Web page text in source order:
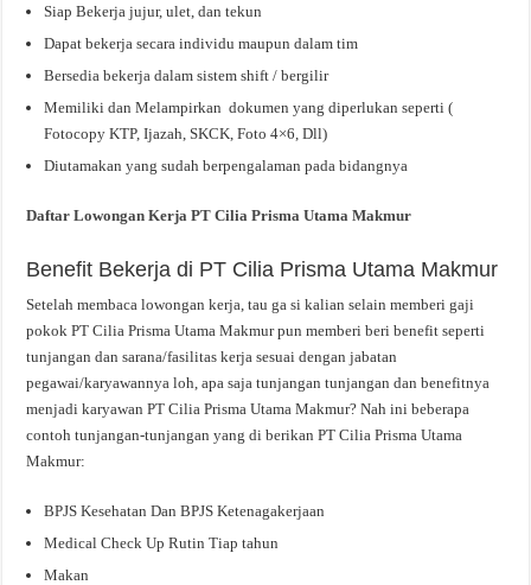
Siap Bekerja jujur, ulet, dan tekun
Dapat bekerja secara individu maupun dalam tim
Bersedia bekerja dalam sistem shift / bergilir
Memiliki dan Melampirkan dokumen yang diperlukan seperti (
Fotocopy KTP, Ijazah, SKCK, Foto 4×6, Dll)
Diutamakan yang sudah berpengalaman pada bidangnya
Daftar Lowongan Kerja PT Cilia Prisma Utama Makmur
Benefit Bekerja di PT Cilia Prisma Utama Makmur
Setelah membaca lowongan kerja, tau ga si kalian selain memberi gaji
pokok PT Cilia Prisma Utama Makmur pun memberi beri benefit seperti
tunjangan dan sarana/fasilitas kerja sesuai dengan jabatan
pegawai/karyawannya loh, apa saja tunjangan tunjangan dan benefitnya
menjadi karyawan PT Cilia Prisma Utama Makmur? Nah ini beberapa
contoh tunjangan-tunjangan yang di berikan PT Cilia Prisma Utama
Makmur:
BPJS Kesehatan Dan BPJS Ketenagakerjaan
Medical Check Up Rutin Tiap tahun
Makan